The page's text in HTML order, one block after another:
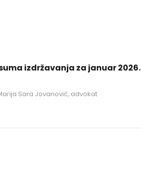
izdržavanja za januar 2026.
Sara Jovanović, advokat